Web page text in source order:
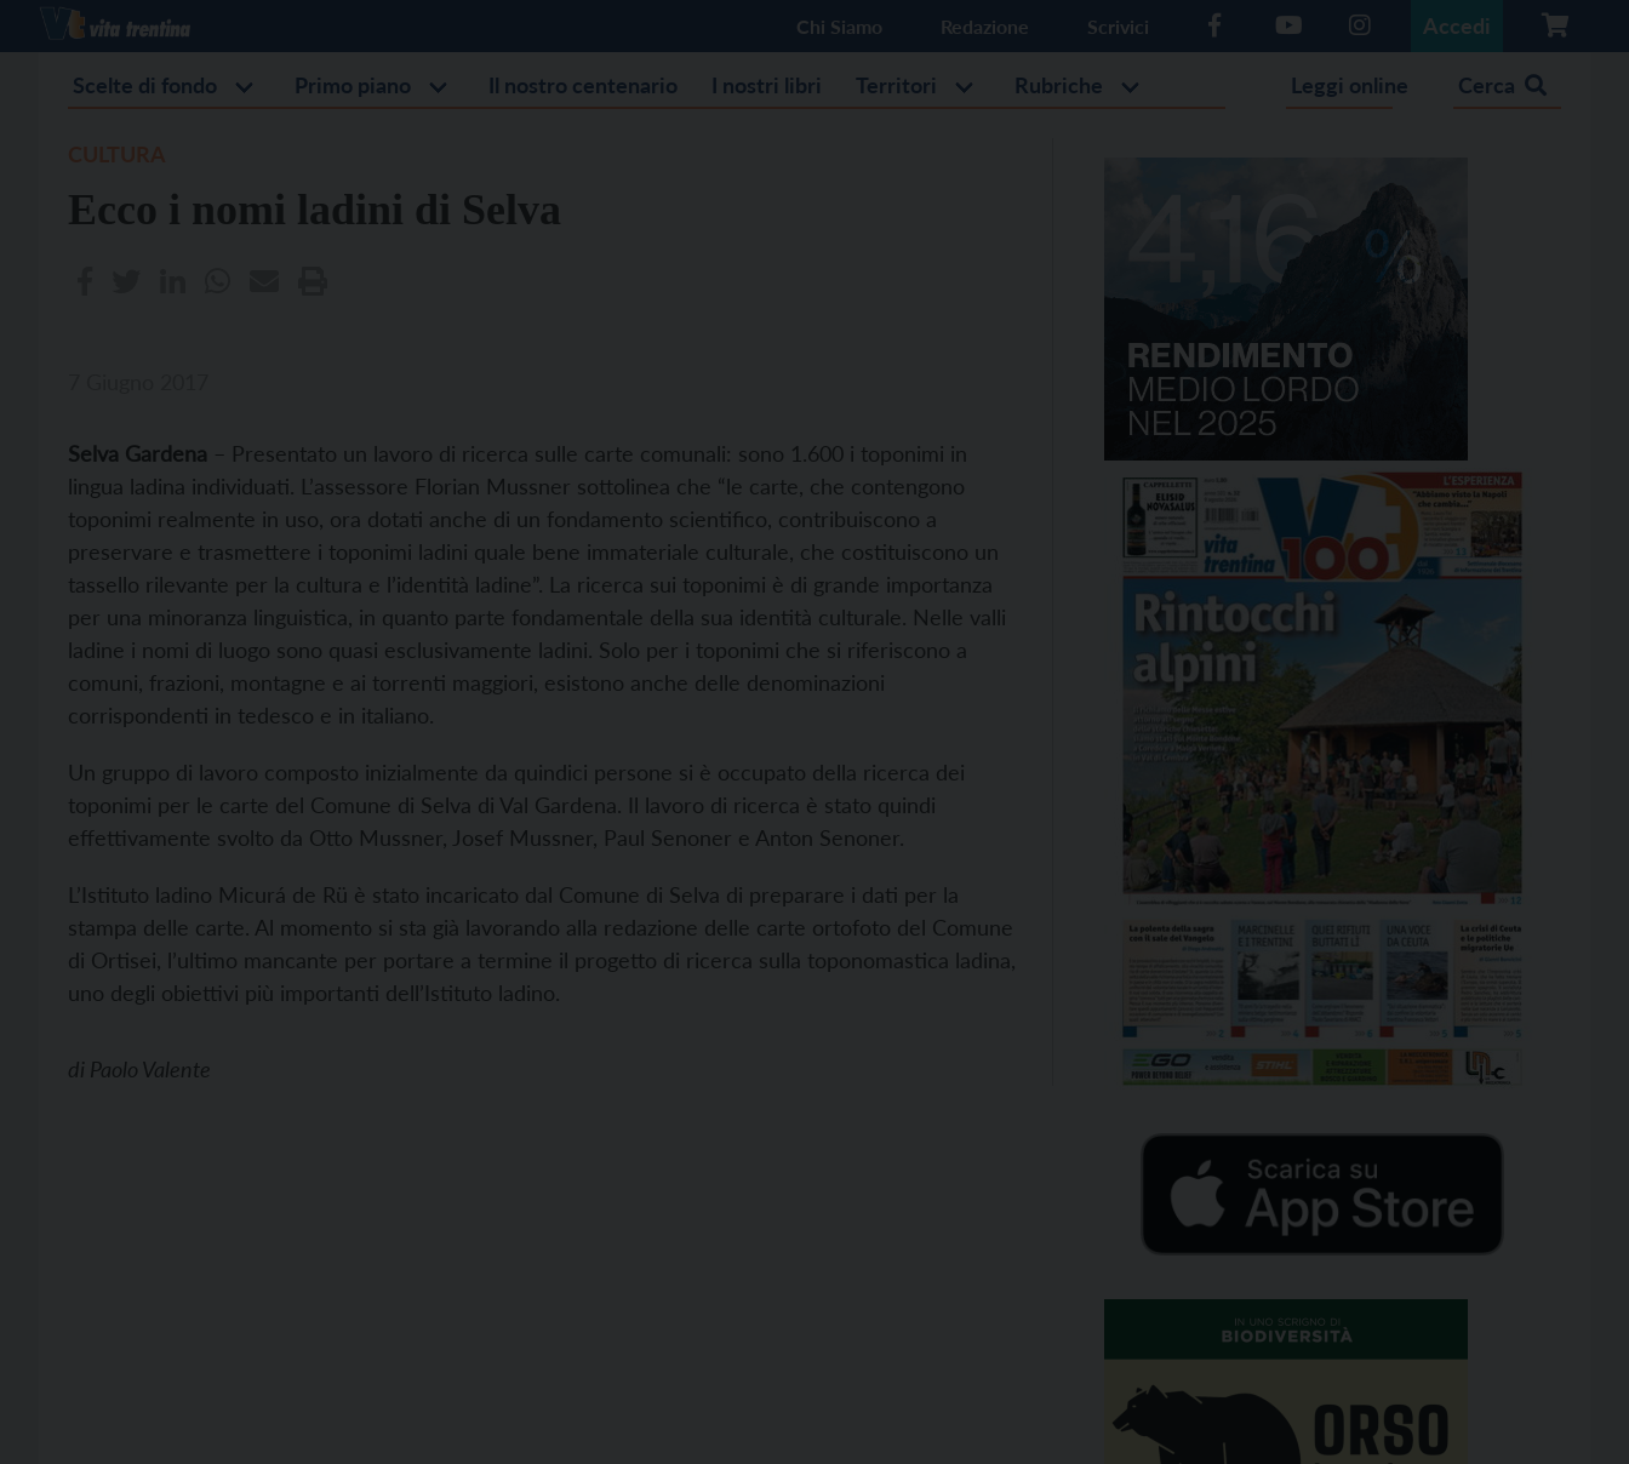
Chi Siamo Redazione Scrivici Accedi
Scelte di fondo Primo piano Il nostro centenario I nostri libri Territori Rubriche Leggi online Cerca
Ecco i nomi ladini di Selva
Selva Gardena – Presentato un lavoro di ricerca sulle carte comunali: sono 1.600 i toponimi in
lingua ladina individuati. L’assessore Florian Mussner sottolinea che “le carte, che contengono
toponimi realmente in uso, ora dotati anche di un fondamento scientifico, contribuiscono a
preservare e trasmettere i toponimi ladini quale bene immateriale culturale, che costituiscono un
tassello rilevante per la cultura e l’identità ladine”. La ricerca sui toponimi è di grande importanza
per una minoranza linguistica, in quanto parte fondamentale della sua identità culturale. Nelle valli
ladine i nomi di luogo sono quasi esclusivamente ladini. Solo per i toponimi che si riferiscono a
comuni, frazioni, montagne e ai torrenti maggiori, esistono anche delle denominazioni
corrispondenti in tedesco e in italiano.
Un gruppo di lavoro composto inizialmente da quindici persone si è occupato della ricerca dei
toponimi per le carte del Comune di Selva di Val Gardena. Il lavoro di ricerca è stato quindi
effettivamente svolto da Otto Mussner, Josef Mussner, Paul Senoner e Anton Senoner.
L’Istituto ladino Micurá de Rü è stato incaricato dal Comune di Selva di preparare i dati per la
stampa delle carte. Al momento si sta già lavorando alla redazione delle carte ortofoto del Comune
di Ortisei, l’ultimo mancante per portare a termine il progetto di ricerca sulla toponomastica ladina,
uno degli obiettivi più importanti dell’Istituto ladino.
di Paolo Valente